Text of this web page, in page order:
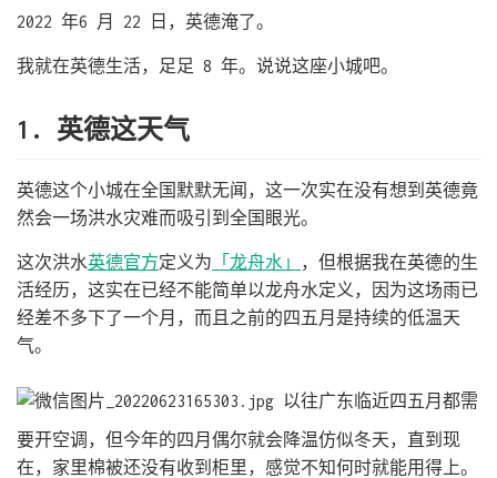
2022 年6 月 22 日，英德淹了。
我就在英德生活，足足 8 年。说说这座小城吧。
1. 英德这天气
英德这个小城在全国默默无闻，这一次实在没有想到英德竟
然会一场洪水灾难而吸引到全国眼光。
这次洪水英德官方定义为 「龙舟水」
，但根据我在英德的生
活经历，这实在已经不能简单以龙舟水定义，因为这场雨已
经差不多下了一个月，而且之前的四五月是持续的低温天
气。
以往广东临近四五月都需
要开空调，但今年的四月偶尔就会降温仿似冬天，直到现
在，家里棉被还没有收到柜里，感觉不知何时就能用得上。